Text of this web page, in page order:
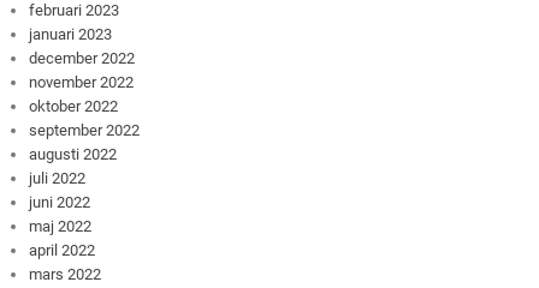
februari 2023
januari 2023
december 2022
november 2022
oktober 2022
september 2022
augusti 2022
juli 2022
juni 2022
maj 2022
april 2022
mars 2022